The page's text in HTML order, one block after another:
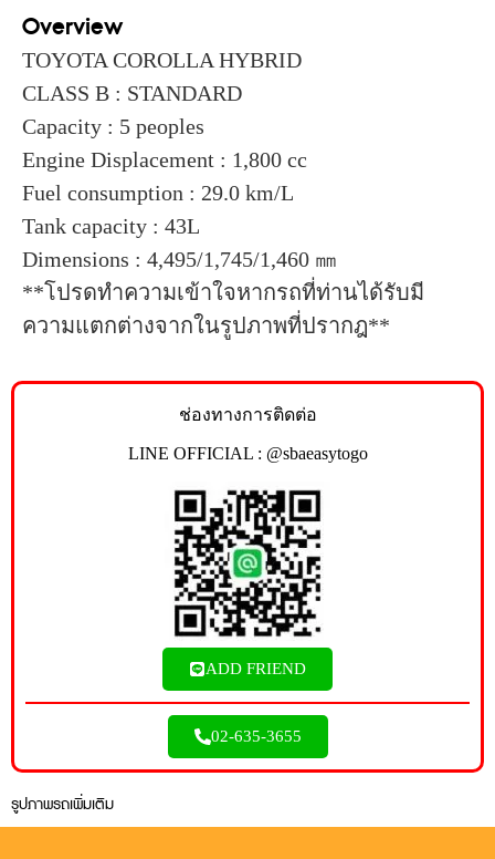
Overview
TOYOTA COROLLA HYBRID
CLASS B : STANDARD
Capacity : 5 peoples
Engine Displacement : 1,800 cc
Fuel consumption : 29.0 km/L
Tank capacity : 43L
Dimensions : 4,495/1,745/1,460 ㎜
**โปรดทำความเข้าใจหากรถที่ท่านได้รับมี
ความแตกต่างจากในรูปภาพที่ปรากฎ**
ช่องทางการติดต่อ
LINE OFFICIAL : @sbaeasytogo
ADD FRIEND
02-635-3655
รูปภาพรถเพิ่มเติม